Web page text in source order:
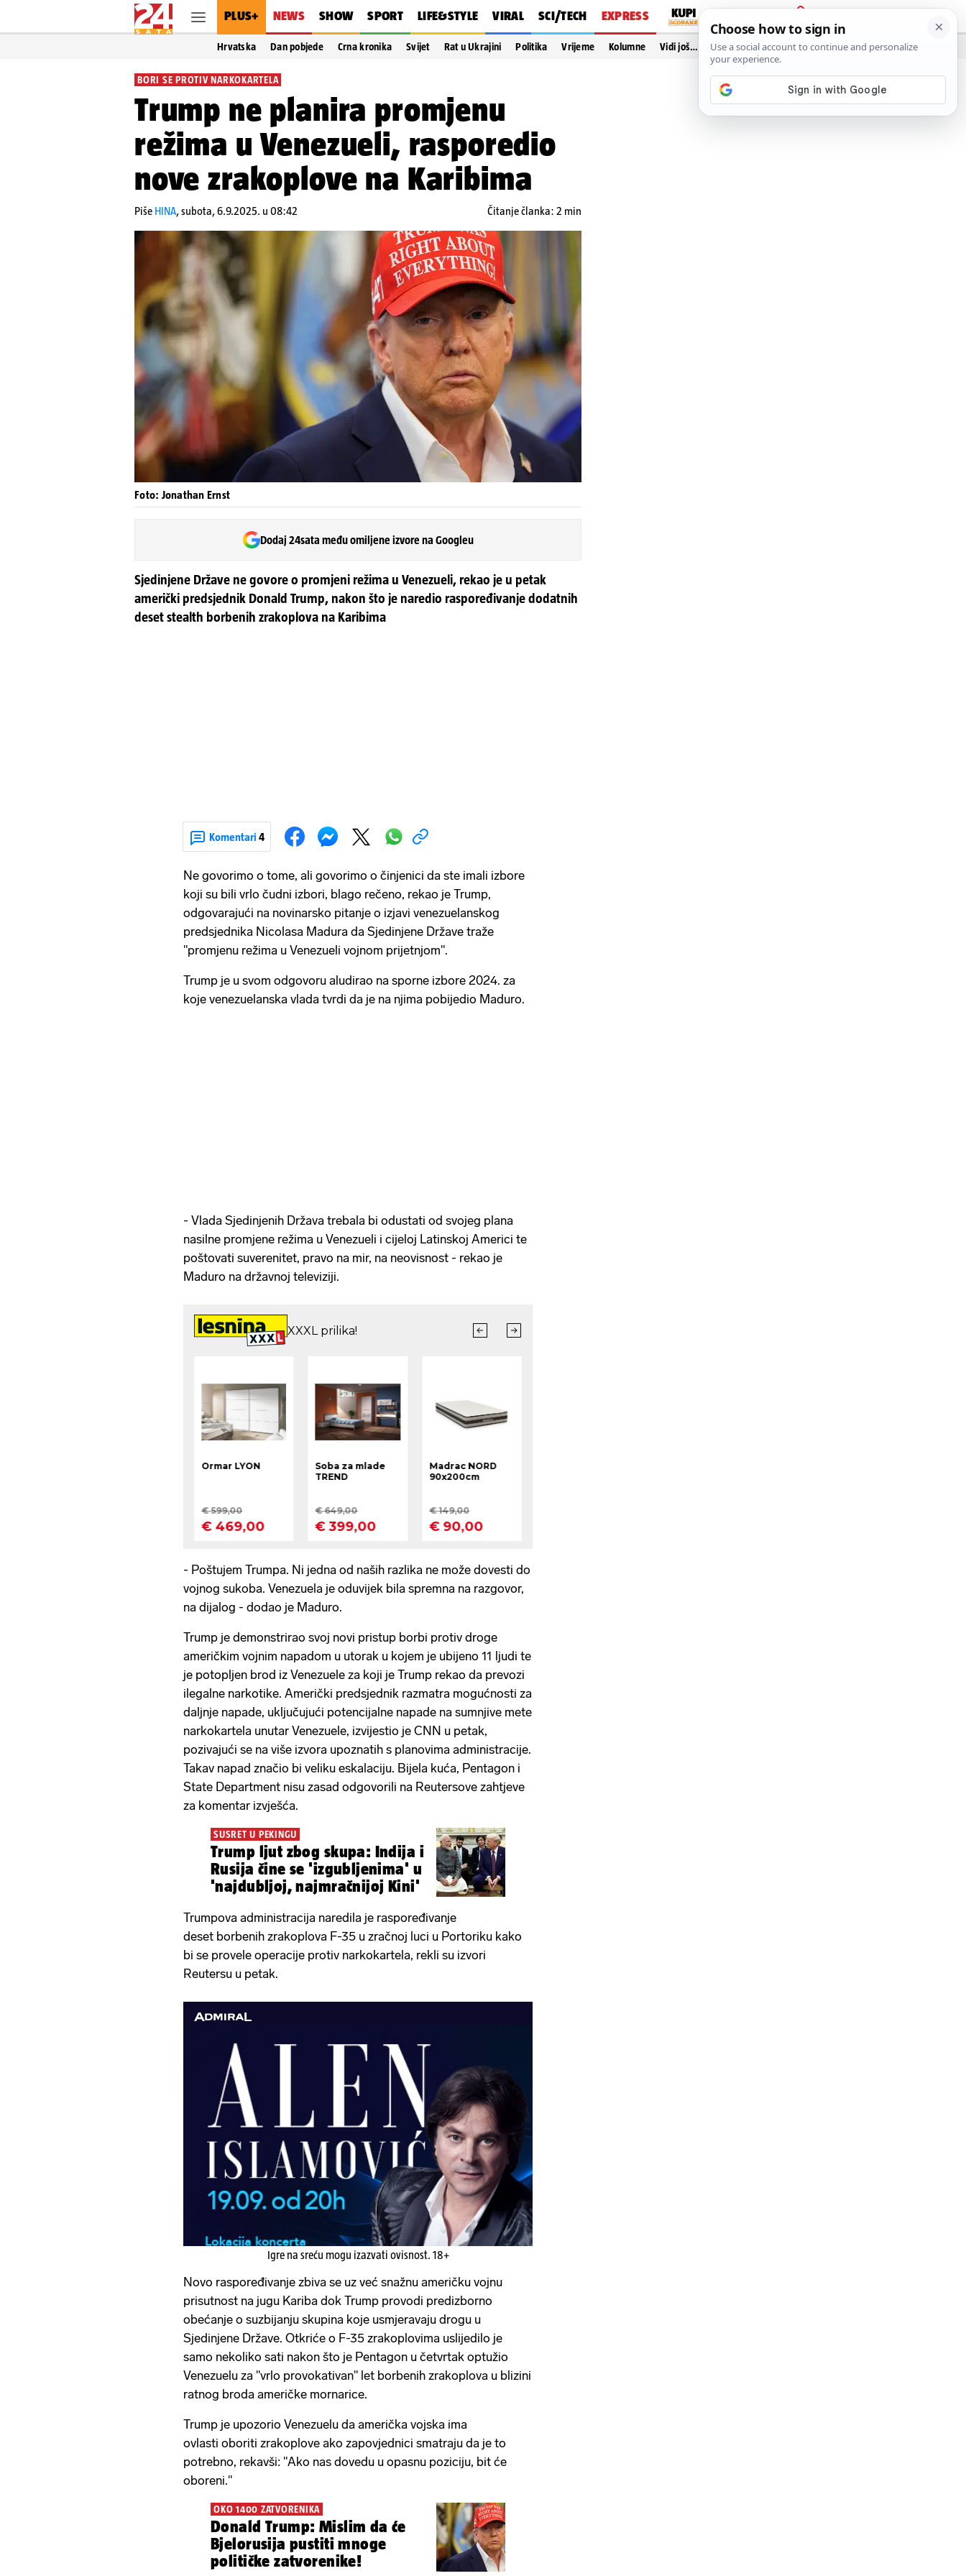
PLUS+ NEWS SHOW SPORT LIFE&STYLE VIRAL SCI/TECH EXPRESS
PRIJAVA
Hrvatska Dan pobjede Crna kronika Svijet Rat u Ukrajini Politika Vrijeme Kolumne Vidi još…
BORI SE PROTIV NARKOKARTELA
Trump ne planira promjenu
režima u Venezueli, rasporedio
nove zrakoplove na Karibima
Piše HINA,subota, 6.9.2025. u 08:42 Čitanje članka: 2 min
Foto: Jonathan Ernst
Dodaj 24sata među omiljene izvore na Googleu
Sjedinjene Države ne govore o promjeni režima u Venezueli, rekao je u petak
američki predsjednik Donald Trump, nakon što je naredio raspoređivanje dodatnih
deset stealth borbenih zrakoplova na Karibima
Komentari 4
Ne govorimo o tome, ali govorimo o činjenici da ste imali izbore
koji su bili vrlo čudni izbori, blago rečeno, rekao je Trump,
odgovarajući na novinarsko pitanje o izjavi venezuelanskog
predsjednika Nicolasa Madura da Sjedinjene Države traže
"promjenu režima u Venezueli vojnom prijetnjom".
Trump je u svom odgovoru aludirao na sporne izbore 2024. za
koje venezuelanska vlada tvrdi da je na njima pobijedio Maduro.
- Vlada Sjedinjenih Država trebala bi odustati od svojeg plana
nasilne promjene režima u Venezueli i cijeloj Latinskoj Americi te
poštovati suverenitet, pravo na mir, na neovisnost - rekao je
Maduro na državnoj televiziji.
- Poštujem Trumpa. Ni jedna od naših razlika ne može dovesti do
vojnog sukoba. Venezuela je oduvijek bila spremna na razgovor,
na dijalog - dodao je Maduro.
Trump je demonstrirao svoj novi pristup borbi protiv droge
američkim vojnim napadom u utorak u kojem je ubijeno 11 ljudi te
je potopljen brod iz Venezuele za koji je Trump rekao da prevozi
ilegalne narkotike. Američki predsjednik razmatra mogućnosti za
daljnje napade, uključujući potencijalne napade na sumnjive mete
narkokartela unutar Venezuele, izvijestio je CNN u petak,
pozivajući se na više izvora upoznatih s planovima administracije.
Takav napad značio bi veliku eskalaciju. Bijela kuća, Pentagon i
State Department nisu zasad odgovorili na Reutersove zahtjeve
za komentar izvješća.
SUSRET U PEKINGU
Trump ljut zbog skupa: Indija i
Rusija čine se 'izgubljenima' u
'najdubljoj, najmračnijoj Kini'
Trumpova administracija naredila je raspoređivanje
deset borbenih zrakoplova F-35 u zračnoj luci u Portoriku kako
bi se provele operacije protiv narkokartela, rekli su izvori
Reutersu u petak.
Igre na sreću mogu izazvati ovisnost. 18+
Novo raspoređivanje zbiva se uz već snažnu američku vojnu
prisutnost na jugu Kariba dok Trump provodi predizborno
obećanje o suzbijanju skupina koje usmjeravaju drogu u
Sjedinjene Države. Otkriće o F-35 zrakoplovima uslijedilo je
samo nekoliko sati nakon što je Pentagon u četvrtak optužio
Venezuelu za "vrlo provokativan" let borbenih zrakoplova u blizini
ratnog broda američke mornarice.
Trump je upozorio Venezuelu da američka vojska ima
ovlasti oboriti zrakoplove ako zapovjednici smatraju da je to
potrebno, rekavši: "Ako nas dovedu u opasnu poziciju, bit će
oboreni."
OKO 1400 ZATVORENIKA
Donald Trump: Mislim da će
Bjelorusija pustiti mnoge
političke zatvorenike!